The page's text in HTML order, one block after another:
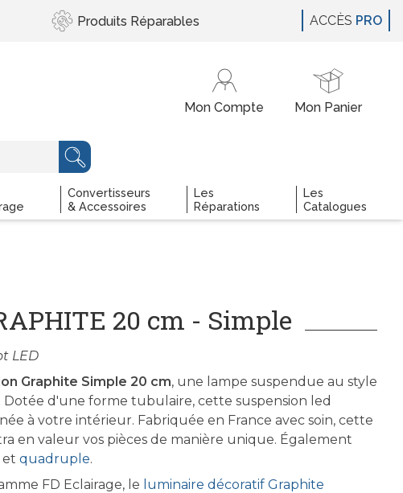
Produits Réparables
Convertisseurs
& Accessoires
Les
Réparations
Les
Catalogues
ACCÈS PRO
20 cm - Simple
LED
Graphite Simple 20 cm, une lampe suspendue au style
d'une forme tubulaire, cette suspension led
à votre intérieur. Fabriquée en France avec soin, cette
en valeur vos pièces de manière unique. Également
et quadruple.
FD Eclairage, le luminaire décoratif Graphite